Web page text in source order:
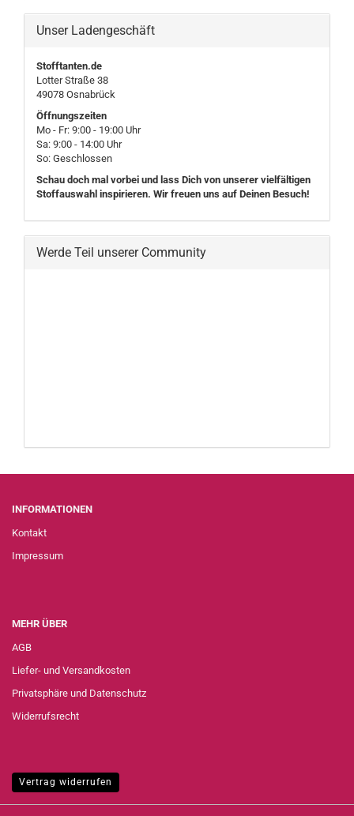
Unser Ladengeschäft
Stofftanten.de
Lotter Straße 38
49078 Osnabrück
Öffnungszeiten
Mo - Fr: 9:00 - 19:00 Uhr
Sa: 9:00 - 14:00 Uhr
So: Geschlossen
Schau doch mal vorbei und lass Dich von unserer vielfältigen
Stoffauswahl inspirieren. Wir freuen uns auf Deinen Besuch!
Werde Teil unserer Community
INFORMATIONEN
Kontakt
Impressum
MEHR ÜBER
AGB
Liefer- und Versandkosten
Privatsphäre und Datenschutz
Widerrufsrecht
Vertrag widerrufen